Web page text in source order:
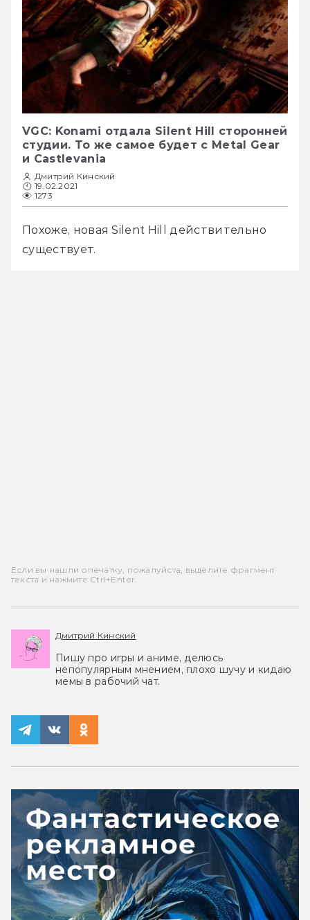
VGC: Konami отдала Silent Hill сторонней
студии. То же самое будет с Metal Gear
и Castlevania
Дмитрий Кинский
19.02.2021
1273
Похоже, новая Silent Hill действительно
существует.
Если вы нашли опечатку, пожалуйста, выделите фрагмент
текста и нажмите Ctrl+Enter.
Дмитрий Кинский
Пишу про игры и аниме, делюсь
непопулярным мнением, плохо шучу и кидаю
мемы в рабочий чат.